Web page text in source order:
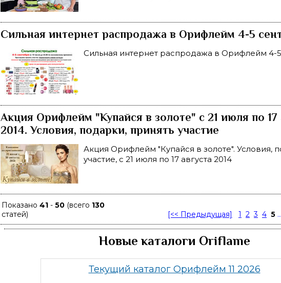
Сильная интернет распродажа в Орифлейм 4-5
Сильная интернет распродажа в Орифлейм 4-5
Акция Орифлейм "Купайся в золоте" с 21 июля по 17
2014. Условия, подарки, принять участие
Акция Орифлейм "Купайся в золоте". Условия,
участие, с 21 июля по 17 августа 2014
Показано 41 - 50 (всего 130
статей)
[<< Предыдущая]
1 2 3 4 5 ...
Новые каталоги Oriflame
Текущий каталог Орифлейм 11 2026